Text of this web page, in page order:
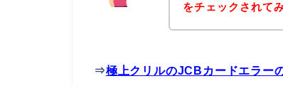
をチェックされて
⇒極上クリルのJCBカードエラー